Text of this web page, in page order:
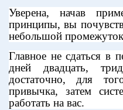
Уверена, начав
принципы, вы
небольшой
Главное не сдаться в
дней двадцать,
достаточно, для
привычка, затем
работать на вас.